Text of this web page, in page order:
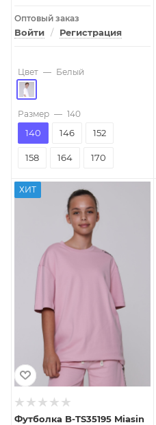
Оптовый заказ
Войти / Регистрация
Цвет — Белый
Размер — 140
140 146 152
158 164 170
ХИТ
Футболка B-TS35195 Miasin